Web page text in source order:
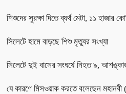
শিশুদের সুরক্ষা দিতে ব্যর্থ মেটা, ১১ হাজার
সিলেটে হামে বাড়ছে শিশু মৃত্যুর সংখ্যা
সিলেটে দুই বাসের সংঘর্ষে নিহত ৯,
যে কারণে মিসওয়াক করতে বলেছেন